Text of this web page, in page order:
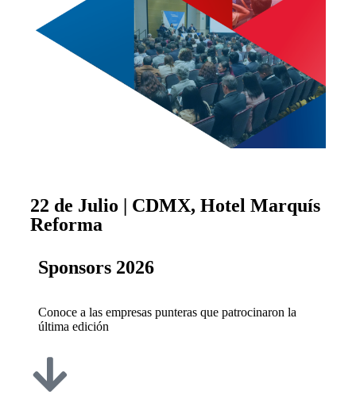
22 de Julio | CDMX, Hotel Marquís
Reforma
Sponsors 2026
Conoce a las empresas punteras que patrocinaron la
última edición